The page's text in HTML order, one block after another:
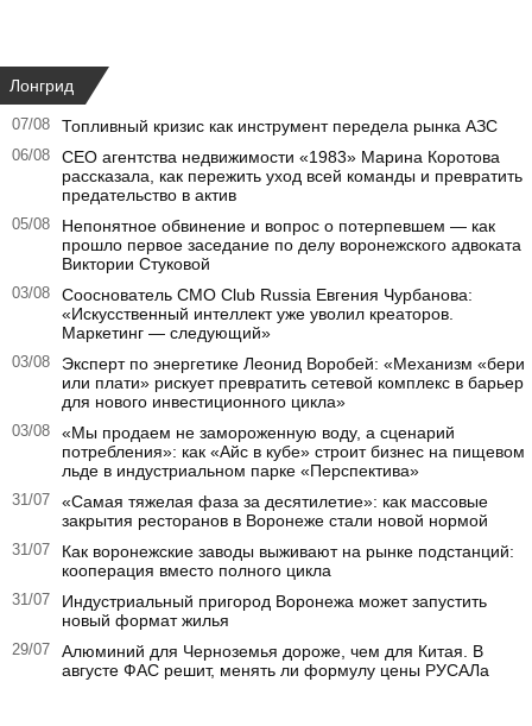
Лонгрид
07/08 Топливный кризис как инструмент передела рынка АЗС
06/08
CEO агентства недвижимости «1983» Марина Коротова
рассказала, как пережить уход всей команды и превратить
предательство в актив
05/08
Непонятное обвинение и вопрос о потерпевшем — как
прошло первое заседание по делу воронежского адвоката
Виктории Стуковой
03/08
Сооснователь CMO Club Russia Евгения Чурбанова:
«Искусственный интеллект уже уволил креаторов.
Маркетинг — следующий»
03/08
Эксперт по энергетике Леонид Воробей: «Механизм «бери
или плати» рискует превратить сетевой комплекс в барьер
для нового инвестиционного цикла»
03/08
«Мы продаем не замороженную воду, а сценарий
потребления»: как «Айс в кубе» строит бизнес на пищевом
льде в индустриальном парке «Перспектива»
31/07
«Самая тяжелая фаза за десятилетие»: как массовые
закрытия ресторанов в Воронеже стали новой нормой
31/07
Как воронежские заводы выживают на рынке подстанций:
кооперация вместо полного цикла
31/07
Индустриальный пригород Воронежа может запустить
новый формат жилья
29/07
Алюминий для Черноземья дороже, чем для Китая. В
августе ФАС решит, менять ли формулу цены РУСАЛа